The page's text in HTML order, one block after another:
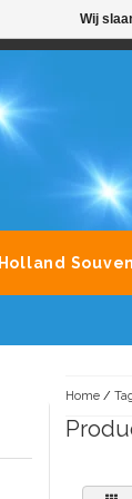
Holland
Home/
Wij